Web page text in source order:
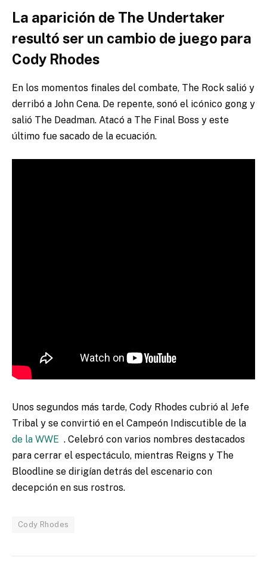
La aparición de The Undertaker
resultó ser un cambio de juego para
Cody Rhodes
En los momentos finales del combate, The Rock salió y
derribó a John Cena. De repente, sonó el icónico gong y
salió The Deadman. Atacó a The Final Boss y este
último fue sacado de la ecuación.
Unos segundos más tarde, Cody Rhodes cubrió al Jefe
Tribal y se convirtió en el Campeón Indiscutible de la
de la WWE . Celebró con varios nombres destacados
para cerrar el espectáculo, mientras Reigns y The
Bloodline se dirigían detrás del escenario con
decepción en sus rostros.
Cody Rhodes